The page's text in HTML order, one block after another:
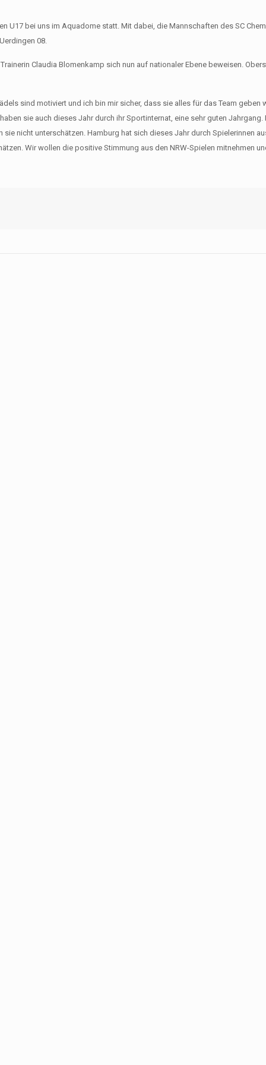
U17 bei uns im Aquadome statt. Mit dabei, die Mannschaften des SC
08.
Claudia Blomenkamp sich nun auf nationaler Ebene beweisen.
sind motiviert und ich bin mir sicher, dass sie alles für das Team geben
sie auch dieses Jahr durch ihr Sportinternat, eine sehr guten
sie nicht unterschätzen. Hamburg hat sich dieses Jahr durch Spielerinnen
Wir wollen die positive Stimmung aus den NRW-Spielen mitnehmen